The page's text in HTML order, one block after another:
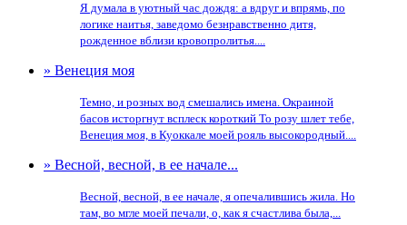
Я думала в уютный час дождя: а вдруг и впрямь, по
логике наитья, заведомо безнравственно дитя,
рожденное вблизи кровопролитья....
» Венеция моя
Темно, и розных вод смешались имена. Окраиной
басов исторгнут всплеск короткий То розу шлет тебе,
Венеция моя, в Куоккале моей рояль высокородный....
» Весной, весной, в ее начале...
Весной, весной, в ее начале, я опечалившись жила. Но
там, во мгле моей печали, о, как я счастлива была,...